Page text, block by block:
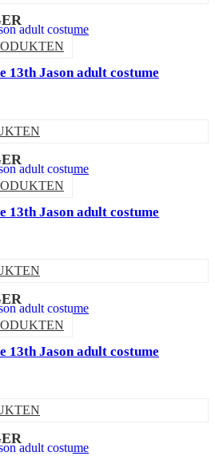
13th Jason adult costume
13th Jason adult costume
13th Jason adult costume